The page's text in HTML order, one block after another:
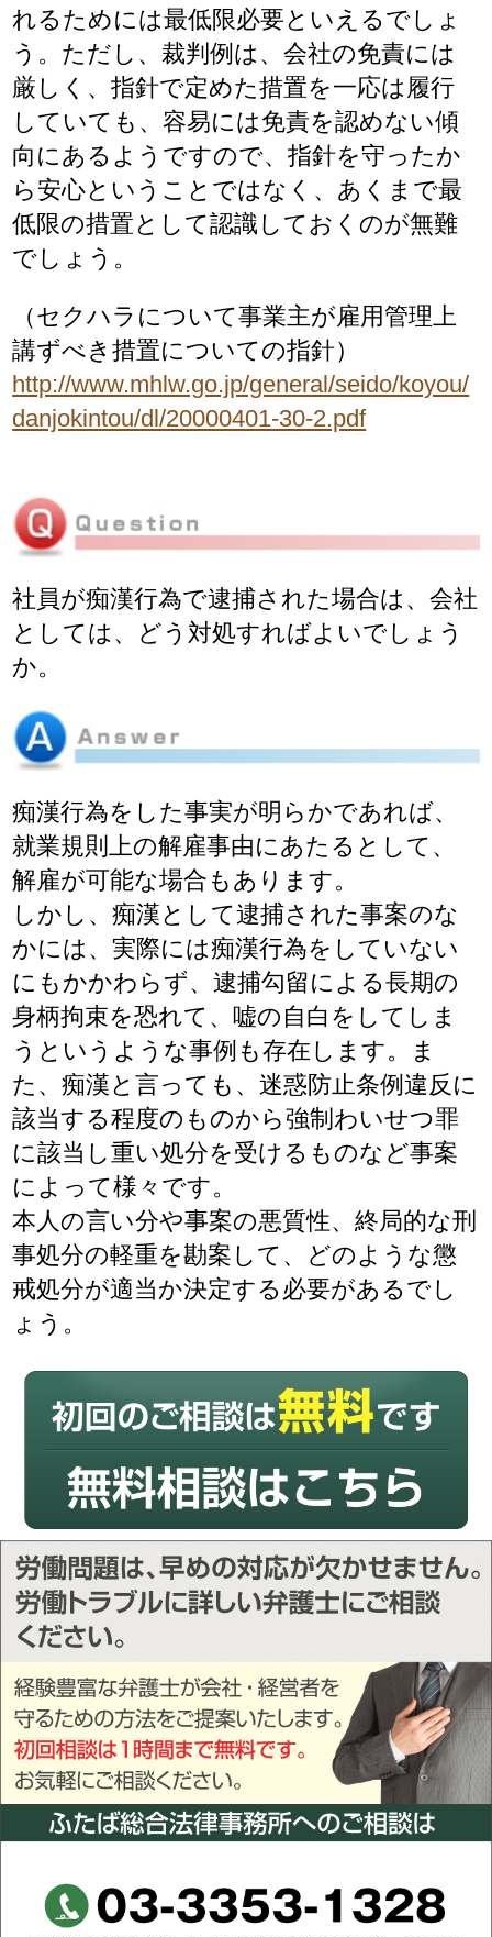
れるためには最低限必要といえるでしょ
う。ただし、裁判例は、会社の免責には
厳しく、指針で定めた措置を一応は履行
していても、容易には免責を認めない傾
向にあるようですので、指針を守ったか
ら安心ということではなく、あくまで最
低限の措置として認識しておくのが無難
でしょう。
（セクハラについて事業主が雇用管理上
講ずべき措置についての指針）
http://www.mhlw.go.jp/general/seido/koyou/
danjokintou/dl/20000401-30-2.pdf
社員が痴漢行為で逮捕された場合は、会社
としては、どう対処すればよいでしょう
か。
痴漢行為をした事実が明らかであれば、
就業規則上の解雇事由にあたるとして、
解雇が可能な場合もあります。
しかし、痴漢として逮捕された事案のな
かには、実際には痴漢行為をしていない
にもかかわらず、逮捕勾留による長期の
身柄拘束を恐れて、嘘の自白をしてしま
うというような事例も存在します。ま
た、痴漢と言っても、迷惑防止条例違反に
該当する程度のものから強制わいせつ罪
に該当し重い処分を受けるものなど事案
によって様々です。
本人の言い分や事案の悪質性、終局的な刑
事処分の軽重を勘案して、どのような懲
戒処分が適当か決定する必要があるでし
ょう。